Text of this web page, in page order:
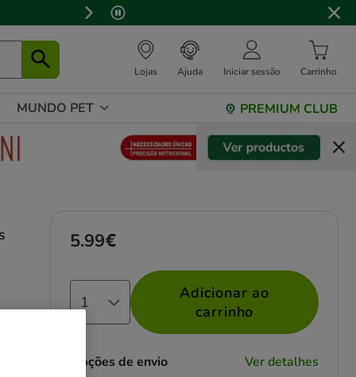
Lojas Ajuda Iniciar sessão Carrinho
MUNDO PET PREMIUM CLUB
Preço 5.99€
5.99€
Adicionar ao
carrinho
Opções de envio Ver detalhes